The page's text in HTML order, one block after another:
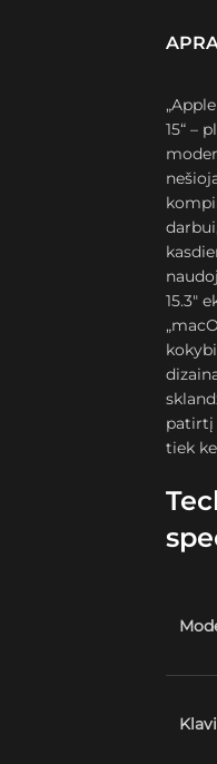
15“ –
15.3″
patirtį
tiek